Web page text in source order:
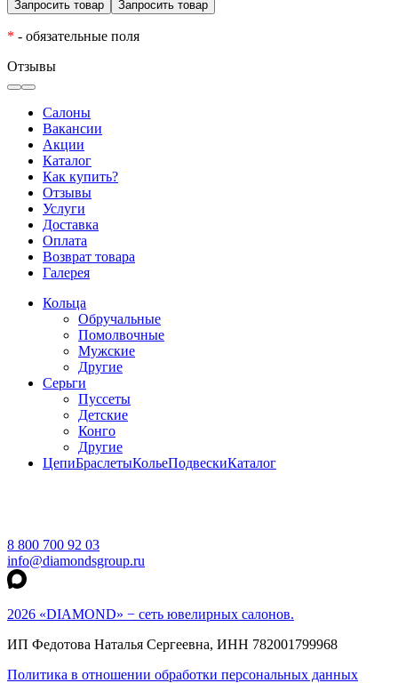
* - обязательные поля
Отзывы
Салоны
Вакансии
Акции
Каталог
Как купить?
Отзывы
Услуги
Доставка
Оплата
Возврат товара
Галерея
Кольца
Обручальные
Помолвочные
Мужские
Другие
Серьги
Пуссеты
Детские
Конго
Другие
ЦепиБраслетыКольеПодвескиКаталог
8 800 700 92 03
info@diamondsgroup.ru
2026 «DIAMOND» − сеть ювелирных салонов.
ИП Федотова Наталья Сергеевна, ИНН 782001799968
Политика в отношении обработки персональных данных